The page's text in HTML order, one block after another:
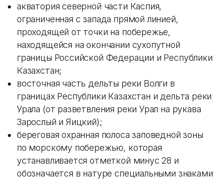
акватория cеверной части Каспия,
ограниченная с запада прямой линией,
проходящей от точки на побережье,
находящейся на окончании сухопутной
границы Российской Федерации и Республики
Казахстан;
восточная часть дельты реки Волги в
границах Республики Казахстан и дельта реки
Урала (от разветвления реки Урал на рукава
Зарослый и Яицкий);
береговая охранная полоса заповедной зоны
по морскому побережью, которая
устанавливается отметкой минус 28 и
обозначается в натуре специальными знаками